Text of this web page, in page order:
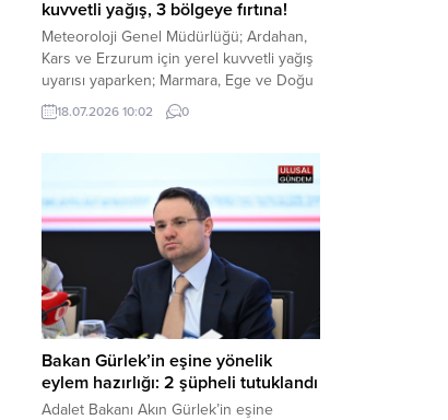
kuvvetli yağış, 3 bölgeye fırtına!
Meteoroloji Genel Müdürlüğü; Ardahan,
Kars ve Erzurum için yerel kuvvetli yağış
uyarısı yaparken; Marmara, Ege ve Doğu
Anadolu’nun belirli kesimlerinde ise
saatte 60 kilometre hıza ulaşabilecek
tedbirli olmaya çağırdı. Haber Merkezi –
Çevre, Şehircilik ve İklim Değişikliği
Bakanlığı Meteoroloji Genel Müdürlüğü,
ülke genelini kapsayan son hava...
18.07.2026 10:02 0
Bakan Gürlek’in eşine yönelik
eylem hazırlığı: 2 şüpheli tutuklandı
Adalet Bakanı Akın Gürlek’in eşine